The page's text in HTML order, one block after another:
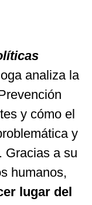
analiza la
y cómo el
y
Gracias a su
humanos,
lugar del